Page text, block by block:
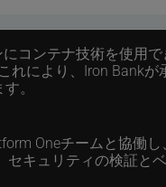
コンテナ技術を使用
れにより、Iron Bank
。
Oneチームと協働
セキュリティの検証